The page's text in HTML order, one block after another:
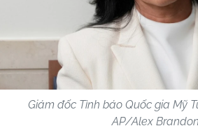
Giám đốc Tình báo Quốc gia Mỹ
AP/Alex